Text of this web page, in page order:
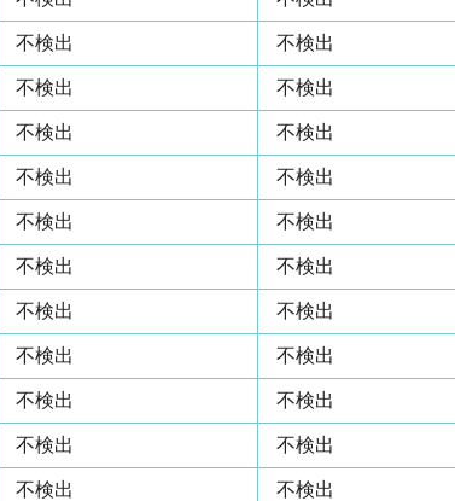
不検出 不検出
不検出 不検出
不検出 不検出
不検出 不検出
不検出 不検出
不検出 不検出
不検出 不検出
不検出 不検出
不検出 不検出
不検出 不検出
不検出 不検出